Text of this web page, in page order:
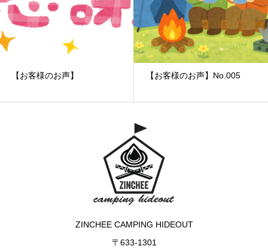
【お客様のお声】 【お客様のお声】No.005
ZINCHEE CAMPING HIDEOUT
〒633-1301